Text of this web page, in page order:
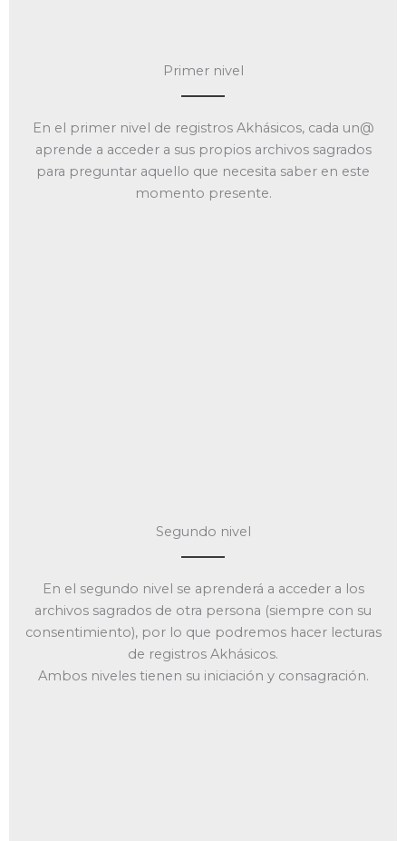
Primer nivel
En el primer nivel de registros Akhásicos, cada un@
aprende a acceder a sus propios archivos sagrados
para preguntar aquello que necesita saber en este
momento presente.
Segundo nivel
En el segundo nivel se aprenderá a acceder a los
archivos sagrados de otra persona (siempre con su
consentimiento), por lo que podremos hacer lecturas
de registros Akhásicos.
Ambos niveles tienen su iniciación y consagración.